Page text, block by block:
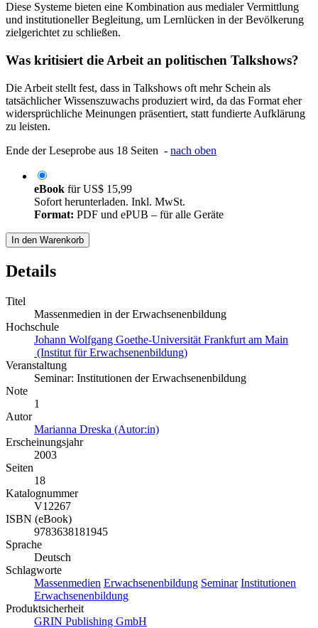
Diese Systeme bieten eine Kombination aus medialer Vermittlung
und institutioneller Begleitung, um Lernlücken in der Bevölkerung
zielgerichtet zu schließen.
Was kritisiert die Arbeit an politischen Talkshows?
Die Arbeit stellt fest, dass in Talkshows oft mehr Schein als
tatsächlicher Wissenszuwachs produziert wird, da das Format eher
widersprüchliche Meinungen präsentiert, statt fundierte Aufklärung
zu leisten.
Ende der Leseprobe aus 18 Seiten - nach oben
eBook fürUS$ 15,99
Sofort herunterladen. Inkl. MwSt.
Format: PDF und ePUB – für alle Geräte
In den Warenkorb
Details
Titel
Massenmedien in der Erwachsenenbildung
Hochschule
Johann Wolfgang Goethe-Universität Frankfurt am Main
(Institut für Erwachsenenbildung)
Veranstaltung
Seminar: Institutionen der Erwachsenenbildung
Note
1
Autor
Marianna Dreska (Autor:in)
Erscheinungsjahr
2003
Seiten
18
Katalognummer
V12267
ISBN (eBook)
9783638181945
Sprache
Deutsch
Schlagworte
Massenmedien Erwachsenenbildung Seminar Institutionen
Erwachsenenbildung
Produktsicherheit
GRIN Publishing GmbH